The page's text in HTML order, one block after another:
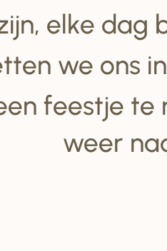
elke dag
we ons
feestje te
weer